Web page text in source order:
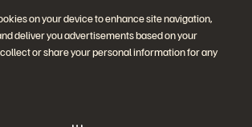
on your device to enhance site navigation,
deliver you advertisements based on your
or share your personal information for any
alla conversazione
i canali social ufficiali di Everpure
Everpure, Inc. Tutti i diritti sono riservati.